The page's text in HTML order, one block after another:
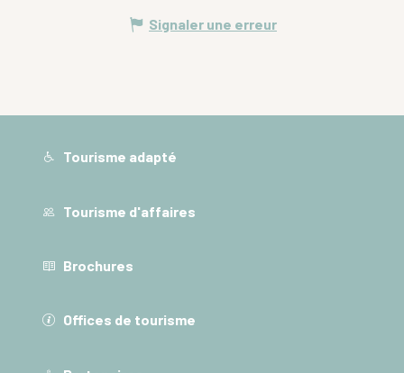
Signaler une erreur
Tourisme adapté
Tourisme d'affaires
Brochures
Offices de tourisme